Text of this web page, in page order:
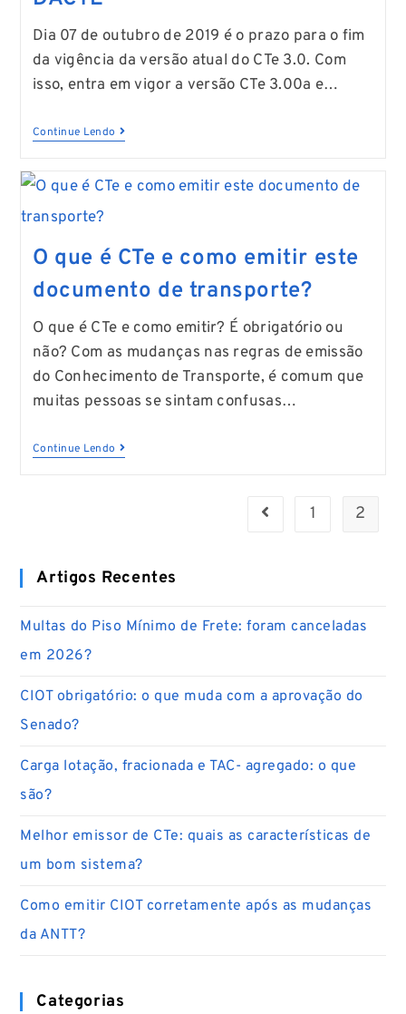
Dia 07 de outubro de 2019 é o prazo para o fim
da vigência da versão atual do CTe 3.0. Com
isso, entra em vigor a versão CTe 3.00a e…
Continue Lendo
O que é CTe e como emitir este
documento de transporte?
O que é CTe e como emitir? É obrigatório ou
não? Com as mudanças nas regras de emissão
do Conhecimento de Transporte, é comum que
muitas pessoas se sintam confusas…
Continue Lendo
1 2
Artigos Recentes
Multas do Piso Mínimo de Frete: foram canceladas
em 2026?
CIOT obrigatório: o que muda com a aprovação do
Senado?
Carga lotação, fracionada e TAC- agregado: o que
são?
Melhor emissor de CTe: quais as características de
um bom sistema?
Como emitir CIOT corretamente após as mudanças
da ANTT?
Categorias